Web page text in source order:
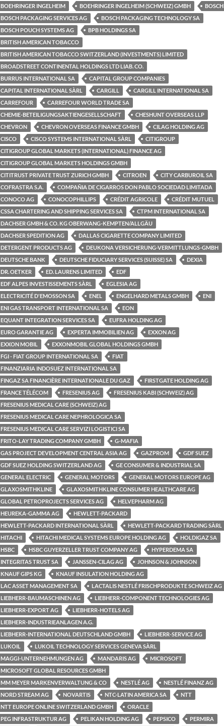
BOEHRINGER INGELHEIM
BOEHRINGER INGELHEIM (SCHWEIZ) GMBH
BOSCH
BOSCH PACKAGING SERVICES AG
BOSCH PACKAGING TECHNOLOGY SA
BOSCH POUCH SYSTEMS AG
BPB HOLDINGS SA
BRITISH AMERICAN TOBACCO
BRITISH AMERICAN TOBACCO SWITZERLAND (INVESTMENTS) LIMITED
BROADSTREET CONTINENTAL HOLDINGS LTD LIAB. CO.
BURRUS INTERNATIONAL SA
CAPITAL GROUP COMPANIES
CAPITAL INTERNATIONAL SÀRL
CARGILL
CARGILL INTERNATIONAL SA
CARREFOUR
CARREFOUR WORLD TRADE SA
CHEMIE-BETEILIGUNGSAKTIENGESELLSCHAFT
CHESHUNT OVERSEAS LLP
CHEVRON
CHEVRON OVERSEAS FINANCE GMBH
CILAG HOLDING AG
CISCO
CISCO SYSTEMS INTERNATIONAL SÀRL
CITIGROUP
CITIGROUP GLOBAL MARKETS (INTERNATIONAL) FINANCE AG
CITIGROUP GLOBAL MARKETS HOLDINGS GMBH
CITITRUST PRIVATE TRUST ZURICH GMBH
CITROEN
CITY CARBUROIL SA
COFRASTRA S.A.
COMPAÑIA DE CIGARROS DON PABLO SOCIEDAD LIMITADA
CONOCO AG
CONOCOPHILLIPS CRÉDIT AGRICOLE
CRÉDIT MUTUEL
CSSA CHARTERING AND SHIPPING SERVICES SA
CTPM INTERNATIONAL SA
DACHSER GMBH & CO. KG OBERWANG-KEMPTEN/ALLGÄU
DACHSER SPEDITION AG
DALLAS CIGARETTE COMPANY LIMITED
DETERGENT PRODUCTS AG
DEUKONA VERSICHERUNG-VERMITTLUNGS-GMBH
DEUTSCHE BANK
DEUTSCHE FIDUCIARY SERVICES (SUISSE) SA
DEXIA
DR. OETKER
ED. LAURENS LIMITED
EDF
EDF ALPES INVESTISSEMENTS SÀRL
EGLESIA AG
ELECTRICITÉ D'EMOSSON SA
ENEL ENGELHARD METALS GMBH
ENI
ENI GAS TRANSPORT INTERNATIONAL SA
EON
EQUANT INTEGRATION SERVICES SA
EUFRA HOLDING AG
EURO GARANTIE AG
EXPERTA IMMOBILIEN AG
EXXON AG
EXXON MOBIL
EXXONMOBIL GLOBAL HOLDINGS GMBH
FGI - FIAT GROUP INTERNATIONAL SA
FIAT
FINANZIARIA INDOSUEZ INTERNATIONAL SA
FINGAZ SA FINANCIÈRE INTERNATIONALE DU GAZ
FIRSTGATE HOLDING AG
FRANCE TÉLÉCOM
FRESENIUS AG
FRESENIUS KABI (SCHWEIZ) AG
FRESENIUS MEDICAL CARE (SCHWEIZ) AG
FRESENIUS MEDICAL CARE NEPHROLOGICA SA
FRESENIUS MEDICAL CARE SERVIZI LOGISTICI SA
FRITO-LAY TRADING COMPANY GMBH
G-MAFIA
GAS PROJECT DEVELOPMENT CENTRAL ASIA AG
GAZPROM
GDF SUEZ
GDF SUEZ HOLDING SWITZERLAND AG
GE CONSUMER & INDUSTRIAL SA
GENERAL ELECTRIC
GENERAL MOTORS
GENERAL MOTORS EUROPE AG
GLAXOSMITHKLINE
GLAXOSMITHKLINE CONSUMER HEALTHCARE AG
GLOBAL PETROPROJECTS SERVICES AG
HELVEPHARM AG
HEUREKA-GAMMA AG
HEWLETT-PACKARD
HEWLETT-PACKARD INTERNATIONAL SÀRL
HEWLETT-PACKARD TRADING SÀRL
HITACHI
HITACHI MEDICAL SYSTEMS EUROPE HOLDING AG
HOLDIGAZ SA
HSBC
HSBC GUYERZELLER TRUST COMPANY AG
HYPERDEMA SA
INTEGRITAS TRUST SA
JANSSEN-CILAG AG
JOHNSON & JOHNSON
KNAUF GIPS KG
KNAUF INSULATION HOLDING AG
LAC ASSET MANAGEMENT SA
LACTALIS NESTLÉ FRISCHPRODUKTE SCHWEIZ AG
LIEBHERR-BAUMASCHINEN AG
LIEBHERR-COMPONENT TECHNOLOGIES AG
LIEBHERR-EXPORT AG
LIEBHERR-HOTELS AG
LIEBHERR-INDUSTRIEANLAGEN A.G.
LIEBHERR-INTERNATIONAL DEUTSCHLAND GMBH
LIEBHERR-SERVICE AG
LUKOIL
LUKOIL TECHNOLOGY SERVICES GENEVA SÀRL
MAGGI-UNTERNEHMUNGEN AG
MANDARIS AG
MICROSOFT
MICROSOFT GLOBAL RESOURCES GMBH
MM MEYER MARKENVERWALTUNG & CO
NESTLÉ AG
NESTLÉ FINANZ AG
NORD STREAM AG
NOVARTIS NTC-LATIN AMERICA SA
NTT
NTT EUROPE ONLINE SWITZERLAND GMBH
ORACLE
PEG INFRASTRUKTUR AG
PELIKAN HOLDING AG PEPSICO
PERMIRA